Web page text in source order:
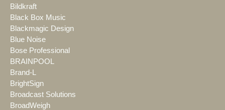
Bildkraft
Black Box Music
Blackmagic Design
Blue Noise
Bose Professional
BRAINPOOL
Brand-L
BrightSign
Broadcast Solutions
BroadWeigh